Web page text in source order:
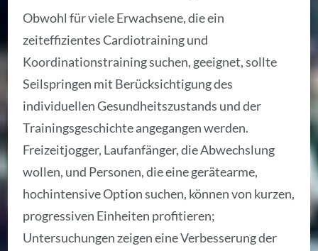
Obwohl für viele Erwachsene, die ein
zeiteffizientes Cardiotraining und
Koordinationstraining suchen, geeignet, sollte
Seilspringen mit Berücksichtigung des
individuellen Gesundheitszustands und der
Trainingsgeschichte angegangen werden.
Freizeitjogger, Laufanfänger, die Abwechslung
wollen, und Personen, die eine gerätearme,
hochintensive Option suchen, können von kurzen,
progressiven Einheiten profitieren;
Untersuchungen zeigen eine Verbesserung der